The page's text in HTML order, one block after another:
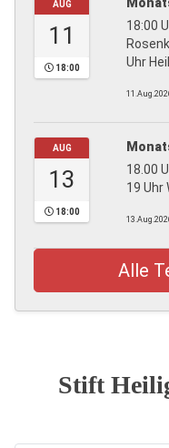
AUG
11
18:00
18:00
Uhr
AUG
13
18:00
18.00
19
Alle
Stift